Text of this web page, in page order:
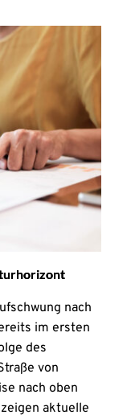
nach
im ersten
des
von
nach oben
aktuelle